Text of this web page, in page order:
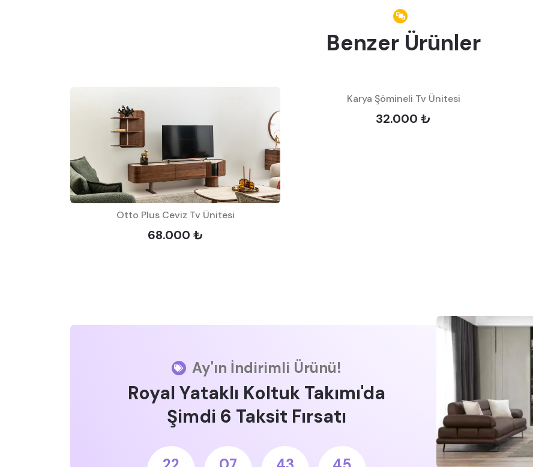
Benzer Ürünler
Otto Plus Ceviz Tv Ünitesi
68.000 ₺
Karya Şömineli Tv Ünitesi
32.000 ₺
Ay'ın İndirimli Ürünü!
Royal Yataklı Koltuk Takımı'da
Şimdi 6 Taksit Fırsatı